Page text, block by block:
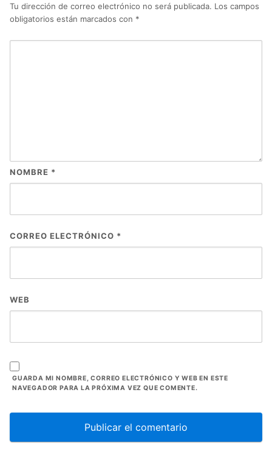
Tu dirección de correo electrónico no será publicada. Los campos
obligatorios están marcados con *
NOMBRE *
CORREO ELECTRÓNICO *
WEB
GUARDA MI NOMBRE, CORREO ELECTRÓNICO Y WEB EN ESTE
NAVEGADOR PARA LA PRÓXIMA VEZ QUE COMENTE.